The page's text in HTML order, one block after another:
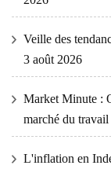
Veille des
3 août 2026
Market Minute :
marché du
L'inflation en